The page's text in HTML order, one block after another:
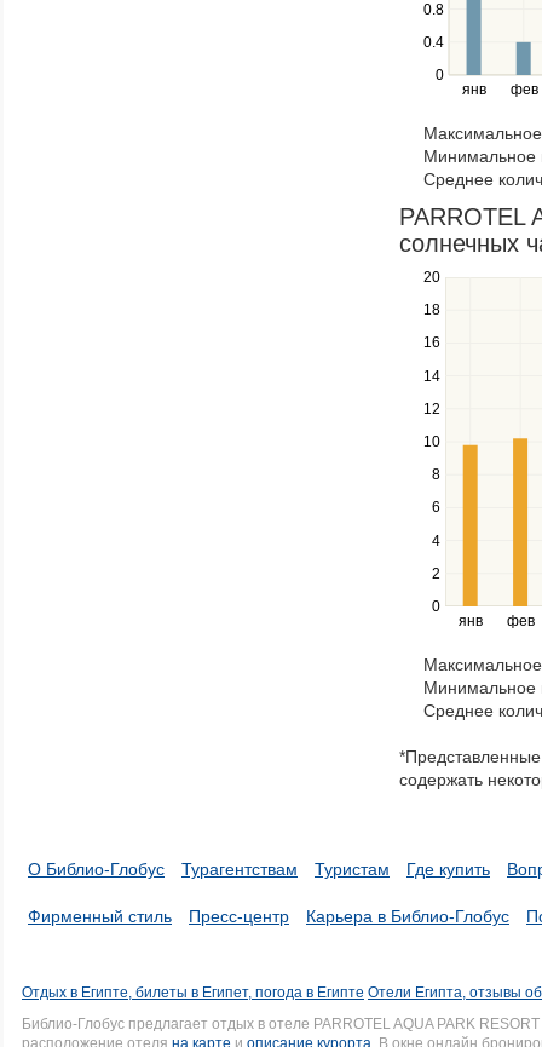
янв фев
0
0.4
0.8
and
right
navigate
through
items
in
a
series.
Минимальное
Среднее
PARROTEL
солнечных
янв фев
0
2
4
6
8
10
12
14
16
18
20
Use
the
and
down
to
navigate
series.
Use
the
and
right
navigate
through
items
a
series.
Минимальное
Среднее
содержать
О Библио-Глобус Турагентствам Туристам Где купить
Фирменный стиль Пресс-центр Карьера в Библио-Глобус
Отдых в Египте, билеты в Египет, погода в Египте Отели Египта, отзывы
Библио-Глобус предлагает отдых в отеле PARROTEL AQUA PARK
расположение отеля на карте и описание курорта. В окне онлайн